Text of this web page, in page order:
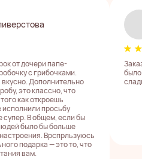
от дочери папе-
с грибочками.
Дополнительно
это классно, что
как откроешь
исполнили просьбу
супер. В общем, если бы
было бы больше
Врспрльзуюсь
подарка — это то, что
вам.